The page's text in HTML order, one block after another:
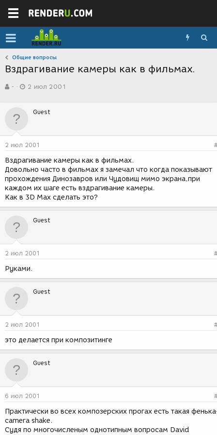
Общие вопросы
Вздрагивание камеры как в фильмах.
в
р
-
а
д
н
и
я
2 июл 2001
Guest
2 июл 2001
Вздрагивание камеры как в фильмах.
Довольно часто в фильмах я замечал что когда показывают
прохождения Динозавров или Чудовищ мимо экрана,при
каждом их шаге есть вздрагивание камеры.
Как в 3D Max сделать это?
Guest
2 июл 2001
Руками.
Guest
2 июл 2001
это делается при композитинге
Guest
6 июл 2001
Практически во всех композерских прогах есть такая
camera shake.
Судя по многочисленым однотипным вопросам David